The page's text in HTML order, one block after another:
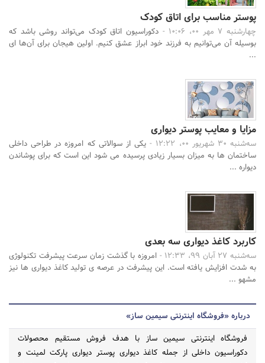
پوستر مناسب برای اتاق کودک
چهارشنبه 7 مهر 00، 10:06 -
دکوراسیون اتاق کودک می‌تواند روشی باشد که
بوسیله آن می‌توانیم به فرزند خود ابراز عشق کنیم. اولین هیجان برای آن‌ها ای
...
مزایا و معایب پوستر دیواری
سه‌شنبه 30 شهریور 00، 12:22 -
یکی از سوالاتی که امروزه در طراحی داخلی
ساختمان ها به میزان بسیار زیادی پرسیده می شود این است که برای پوشاندن
دیواره ...
کاربرد کاغذ دیواری سه بعدی
سه‌شنبه 27 آبان 99، 12:33 -
امروزه با گذشت زمان سرعت پیشرفت تکنولوژی
به شدت افزایش یافته است. این پیشرفت در عرصه ی تولید کاغذ دیواری ها نیز
مشهو ...
درباره «فروشگاه اینترنتی سیمین ساز»
فروشگاه اینترنتی سیمین ساز با هدف فروش مستقیم محصولات
دکوراسیون داخلی از جمله کاغذ دیواری پوستر دیواری پارکت لمینت و